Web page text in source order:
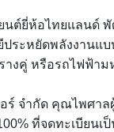
ต์ยี่ห้อไทยแลนด์
ระหยัดพลังงานแ
างคู่ หรือรถไฟฟ้
ร์ จำกัด คุณไพศา
ที่จดทะเบียน